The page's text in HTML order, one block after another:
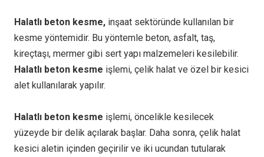
Halatlı beton kesme, inşaat sektöründe kullanılan bir
kesme yöntemidir. Bu yöntemle beton, asfalt, taş,
kireçtaşı, mermer gibi sert yapı malzemeleri kesilebilir.
Halatlı beton kesme işlemi, çelik halat ve özel bir kesici
alet kullanılarak yapılır.
Halatlı beton kesme işlemi, öncelikle kesilecek
yüzeyde bir delik açılarak başlar. Daha sonra, çelik halat
kesici aletin içinden geçirilir ve iki ucundan tutularak